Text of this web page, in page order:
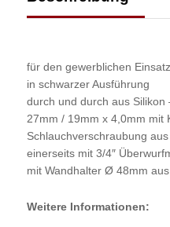
für den gewerblichen
in schwarzer Ausführung
durch und durch aus
27mm / 19mm x 4,0mm mit
Schlauchverschraubung
einerseits mit 3/4″
mit Wandhalter Ø 48mm
Weitere Informationen: